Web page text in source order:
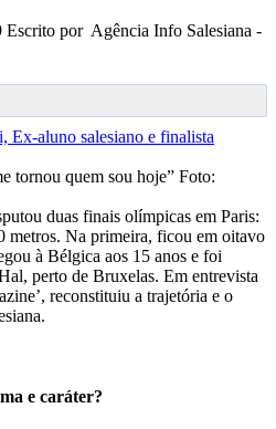
Escrito por Agência Info Salesiana -
tornou quem sou hoje” Foto:
duas finais olímpicas em Paris:
metros. Na primeira, ficou em oitavo
à Bélgica aos 15 anos e foi
perto de Bruxelas. Em entrevista
reconstituiu a trajetória e o
e caráter?